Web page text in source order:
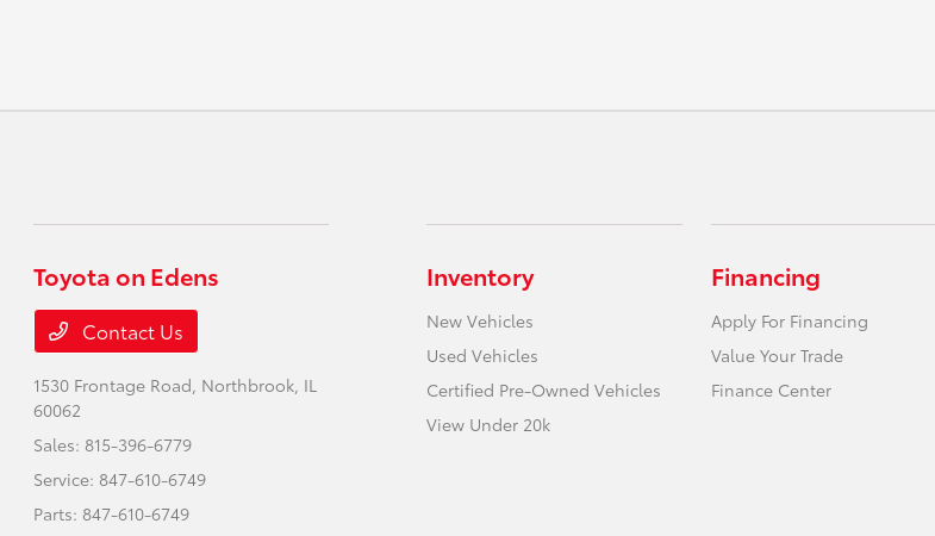
Toyota on Edens
Contact Us
1530 Frontage Road, Northbrook, IL
60062
Sales: 815-396-6779
Service: 847-610-6749
Parts: 847-610-6749
Inventory
New Vehicles
Used Vehicles
Certified Pre-Owned Vehicles
View Under 20k
Financing
Apply For Financing
Value Your Trade
Finance Center